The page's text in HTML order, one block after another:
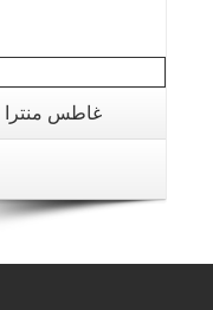
غاطس منترا 3 حصان ( زهر / استانلس )